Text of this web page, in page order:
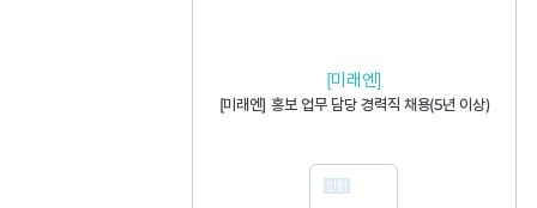
[미래엔]
[미래엔] 홍보 업무 담당 경력직 채용(5년 이상)